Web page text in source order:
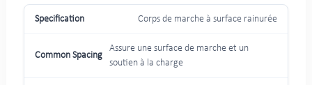
Corps de marche à surface rainurée
Assure une surface de marche et un
soutien à la charge